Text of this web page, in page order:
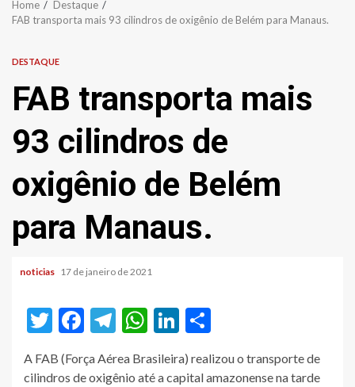
Home
Destaque
FAB transporta mais 93 cilindros de oxigênio de Belém para Manaus.
DESTAQUE
FAB transporta mais
93 cilindros de
oxigênio de Belém
para Manaus.
noticias 17 de janeiro de 2021
Twitter
Facebook
Telegram
WhatsApp
LinkedIn
A FAB (Força Aérea Brasileira) realizou o transporte de
cilindros de oxigênio até a capital amazonense na tarde